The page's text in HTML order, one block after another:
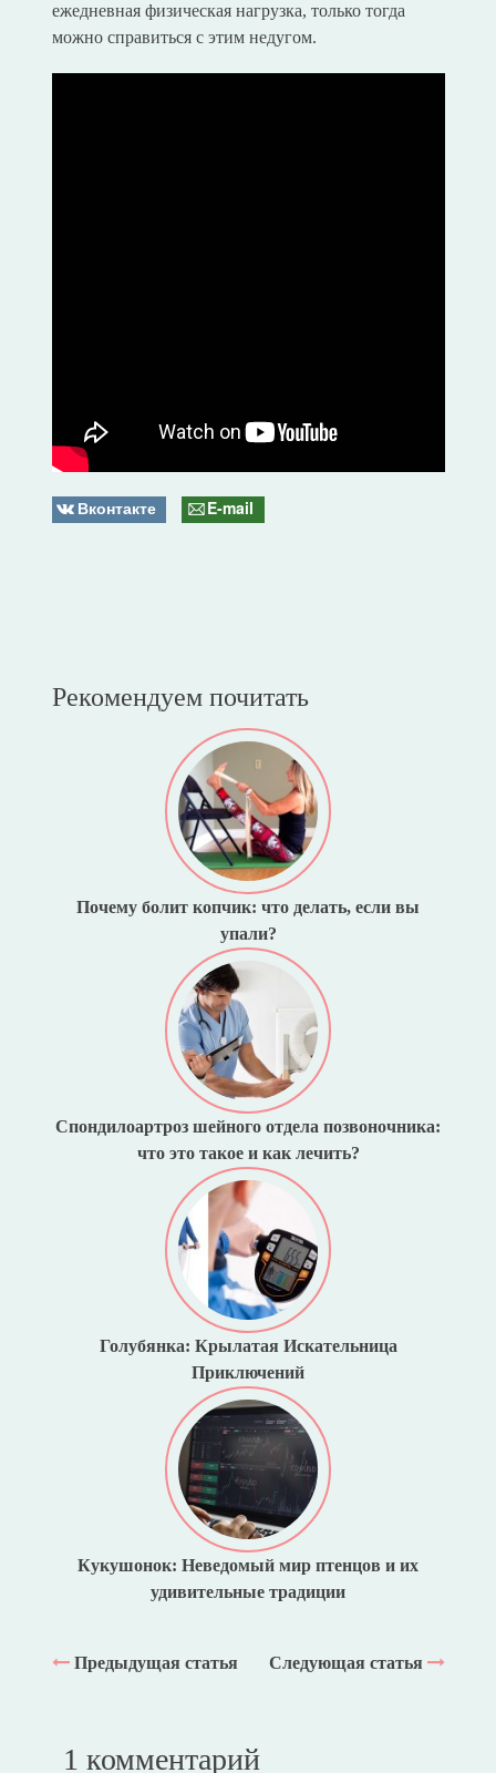
ежедневная физическая нагрузка, только тогда
можно справиться с этим недугом.
Вконтакте E-mail
Рекомендуем почитать
Почему болит копчик: что делать, если вы
упали?
Спондилоартроз шейного отдела позвоночника:
что это такое и как лечить?
Голубянка: Крылатая Искательница
Приключений
Кукушонок: Неведомый мир птенцов и их
удивительные традиции
Предыдущая статья Следующая статья
1 комментарий